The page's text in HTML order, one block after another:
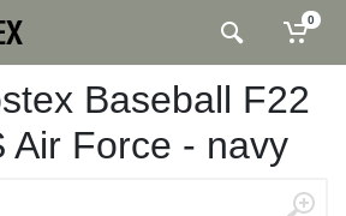
0
Baseball F22
Air Force - navy